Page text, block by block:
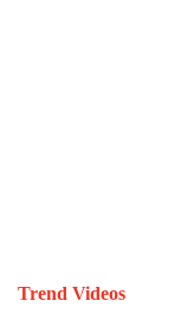
Trend Videos